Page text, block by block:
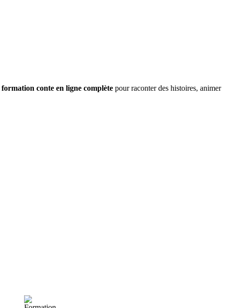
formation conte en ligne complète pour raconter des histoires, animer